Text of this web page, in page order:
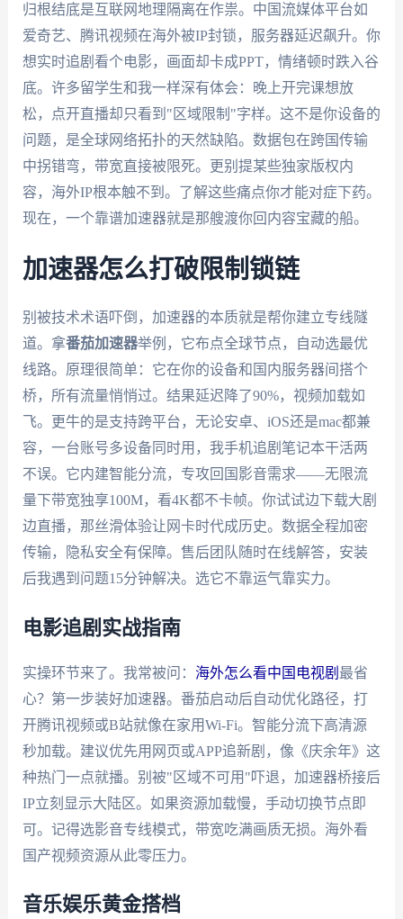
归根结底是互联网地理隔离在作祟。中国流媒体平台如
爱奇艺、腾讯视频在海外被IP封锁，服务器延迟飙升。你
想实时追剧看个电影，画面却卡成PPT，情绪顿时跌入谷
底。许多留学生和我一样深有体会：晚上开完课想放
松，点开直播却只看到"区域限制"字样。这不是你设备的
问题，是全球网络拓扑的天然缺陷。数据包在跨国传输
中拐错弯，带宽直接被限死。更别提某些独家版权内
容，海外IP根本触不到。了解这些痛点你才能对症下药。
现在，一个靠谱加速器就是那艘渡你回内容宝藏的船。
加速器怎么打破限制锁链
别被技术术语吓倒，加速器的本质就是帮你建立专线隧
道。拿番茄加速器举例，它布点全球节点，自动选最优
线路。原理很简单：它在你的设备和国内服务器间搭个
桥，所有流量悄悄过。结果延迟降了90%，视频加载如
飞。更牛的是支持跨平台，无论安卓、iOS还是mac都兼
容，一台账号多设备同时用，我手机追剧笔记本干活两
不误。它内建智能分流，专攻回国影音需求——无限流
量下带宽独享100M，看4K都不卡帧。你试试边下载大剧
边直播，那丝滑体验让网卡时代成历史。数据全程加密
传输，隐私安全有保障。售后团队随时在线解答，安装
后我遇到问题15分钟解决。选它不靠运气靠实力。
电影追剧实战指南
实操环节来了。我常被问： 海外怎么看中国电视剧 最省
心？第一步装好加速器。番茄启动后自动优化路径，打
开腾讯视频或B站就像在家用Wi-Fi。智能分流下高清源
秒加载。建议优先用网页或APP追新剧，像《庆余年》这
种热门一点就播。别被"区域不可用"吓退，加速器桥接后
IP立刻显示大陆区。如果资源加载慢，手动切换节点即
可。记得选影音专线模式，带宽吃满画质无损。海外看
国产视频资源从此零压力。
音乐娱乐黄金搭档